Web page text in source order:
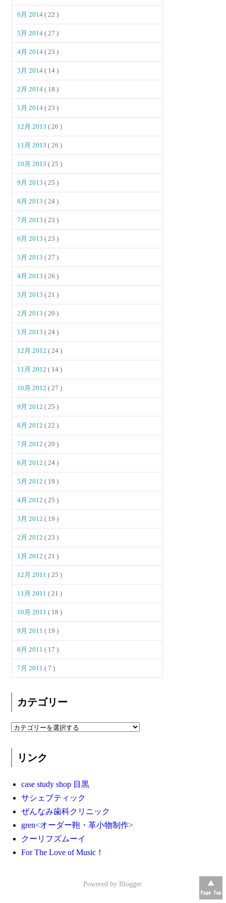
6月 2014( 22 )
5月 2014( 27 )
4月 2014( 23 )
3月 2014( 14 )
2月 2014( 18 )
1月 2014( 23 )
12月 2013( 26 )
11月 2013( 26 )
10月 2013( 25 )
9月 2013( 25 )
8月 2013( 24 )
7月 2013( 23 )
6月 2013( 23 )
5月 2013( 27 )
4月 2013( 26 )
3月 2013( 21 )
2月 2013( 20 )
1月 2013( 24 )
12月 2012( 24 )
11月 2012( 14 )
10月 2012( 27 )
9月 2012( 25 )
8月 2012( 22 )
7月 2012( 20 )
6月 2012( 24 )
5月 2012( 19 )
4月 2012( 25 )
3月 2012( 19 )
2月 2012( 23 )
1月 2012( 21 )
12月 2011( 25 )
11月 2011( 21 )
10月 2011( 18 )
9月 2011( 19 )
8月 2011( 17 )
7月 2011( 7 )
カテゴリー
リンク
case study shop 目黒
サシェブティック
ぜんなみ歯科クリニック
gren<オーダー鞄・革小物制作>
クーリフズムーイ
For The Love of Music！
Powered by Blogger.